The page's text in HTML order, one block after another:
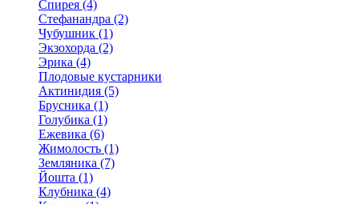
Спирея (4)
Стефанандра (2)
Чубушник (1)
Экзохорда (2)
Эрика (4)
Плодовые кустарники
Актинидия (5)
Брусника (1)
Голубика (1)
Ежевика (6)
Жимолость (1)
Земляника (7)
Йошта (1)
Клубника (4)